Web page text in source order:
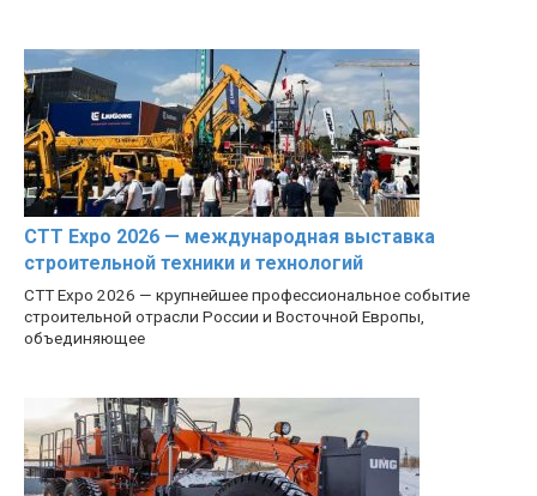
CTT Expo 2026 — международная выставка
строительной техники и технологий
CTT Expo 2026 — крупнейшее профессиональное событие
строительной отрасли России и Восточной Европы,
объединяющее